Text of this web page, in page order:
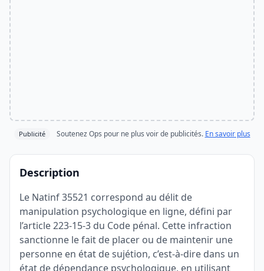
Publicité Soutenez Ops pour ne plus voir de publicités. En savoir plus
Description
Le Natinf 35521 correspond au délit de
manipulation psychologique en ligne, défini par
l’article 223-15-3 du Code pénal. Cette infraction
sanctionne le fait de placer ou de maintenir une
personne en état de sujétion, c’est-à-dire dans un
état de dépendance psychologique, en utilisant